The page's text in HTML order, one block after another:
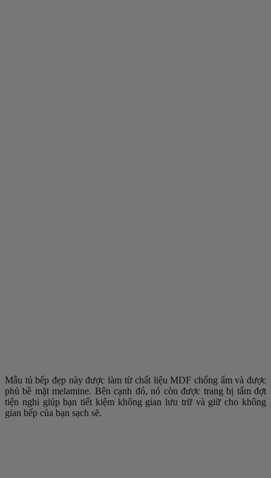
Mẫu tủ bếp đẹp này được làm từ chất liệu MDF chống ẩm và được
phủ bề mặt melamine. Bên cạnh đó, nó còn được trang bị tấm đợt
tiện nghi giúp bạn tiết kiệm không gian lưu trữ và giữ cho không
gian bếp của bạn sạch sẽ.